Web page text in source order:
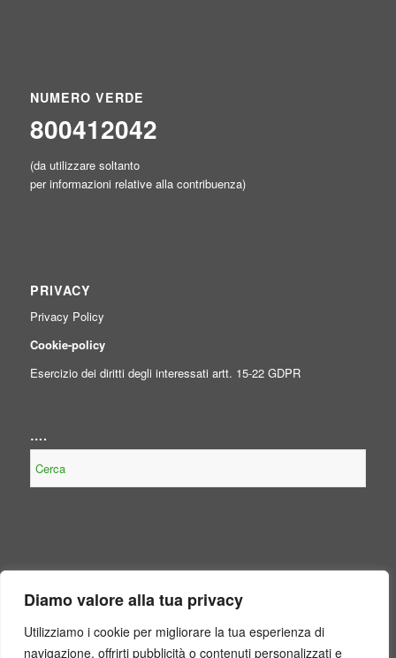
Diamo valore alla tua privacy
Utilizziamo i cookie per migliorare la tua esperienza di
navigazione, offrirti pubblicità o contenuti personalizzati e
NUMERO VERDE
800412042
(da utilizzare soltanto
per informazioni relative alla contribuenza)
PRIVACY
Privacy Policy
Cookie-policy
Esercizio dei diritti degli interessati artt. 15-22 GDPR
….
NOTE LEGALI
Contenuto non presente perché non obbligatorio, per legge, per il